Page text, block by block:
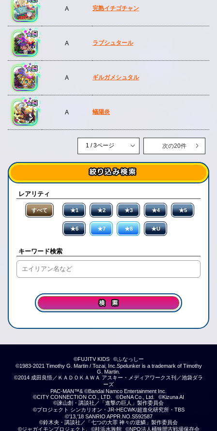
A 完熟イチゴチャン
A ラブシュタール
A ギルガメシュタル
A 蟻陽炎
次の20件
レアリティ
すべて ★1 ★2 ★3 ★4 ★5
★6 ★7 ★8 ★U
キーワード検索
©FUJITV KIDS
©ふなっしー
©1983-2021 Timothy G. Martin / Tozai, Inc.Spelunker is a trademark of Timothy
G. Martin.
©2014 成田良悟／ＫＡＤＯＫＡＷＡ アスキー・メディアワークス刊／池袋ダラ
ーズ
PAC-MAN™& ©Bandai Namco Entertainment Inc.
©CITY CONNECTION CO., LTD.
©DeNA Co., Ltd.
©Kizuna AI
©諫山創・講談社／「進撃の巨人」製作委員会
©プロジェクト シンカリオン・JR-HECWK/超進化研究所・TBS
©'13,'18 SANRIO APPR.NO.S592587
©鈴木央・講談社／「七つの大罪 神々の逆鱗」製作委員会
©ジャガイモンプロジェクト.
©桂浜水族館 ©NPO法人桶狭間古戦場保存会